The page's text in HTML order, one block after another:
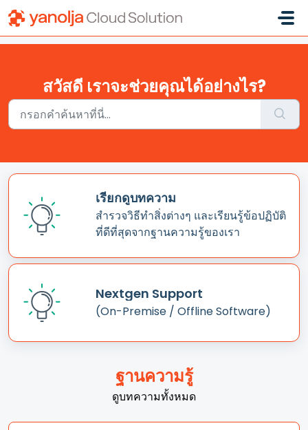
ข้ามไปยังเนื้อหาหลัก
สวัสดี เราจะช่วยคุณได้อย่างไร?
เรียกดูบทความ
สำรวจวิธีทำสิ่งต่างๆ และเรียนรู้ข้อปฏิบัติ
ที่ดีที่สุดจากฐานความรู้ของเรา
Nextgen Support
(On-Premise / Offline Software)
ฐานความรู้
ดูบทความทั้งหมด